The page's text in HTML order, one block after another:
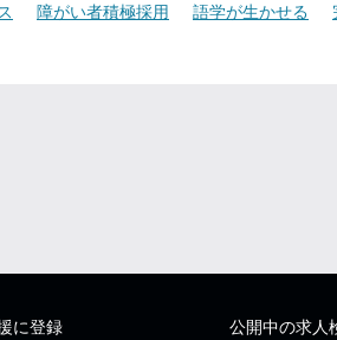
障がい者積極採用 語学が生かせる
に登録
公開中の求人